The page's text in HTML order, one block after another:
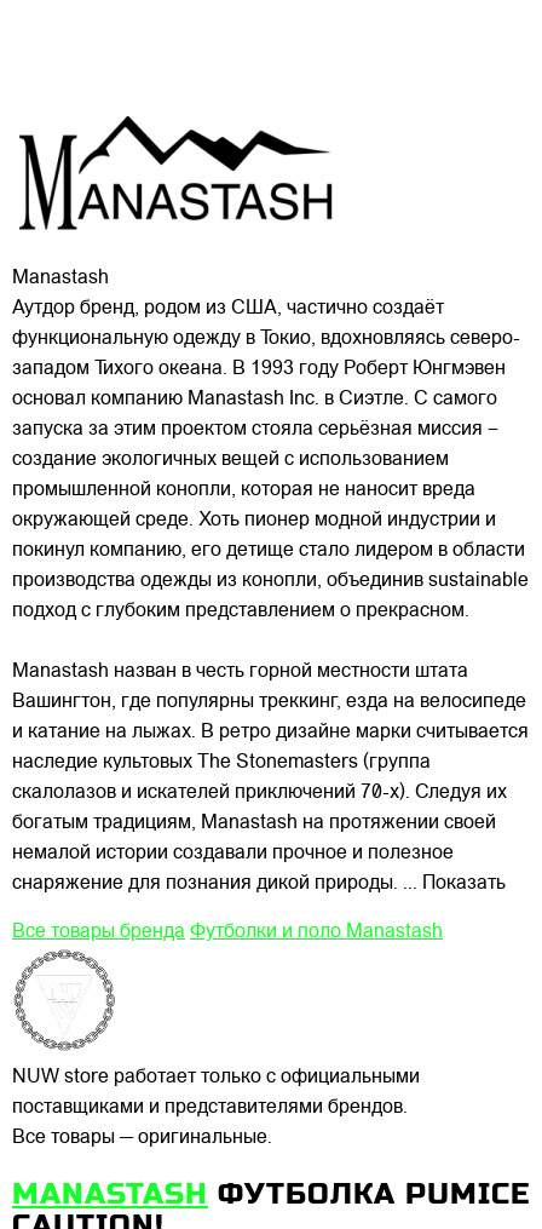
Manastash
Аутдор бренд, родом из США, частично создаёт
функциональную одежду в Токио, вдохновляясь северо-
западом Тихого океана. В 1993 году Роберт Юнгмэвен
основал компанию Manastash Inc. в Сиэтле. С самого
запуска за этим проектом стояла серьёзная миссия –
создание экологичных вещей с использованием
промышленной конопли, которая не наносит вреда
окружающей среде. Хоть пионер модной индустрии и
покинул компанию, его детище стало лидером в области
производства одежды из конопли, объединив sustainable
подход с глубоким представлением о прекрасном.
Manastash назван в честь горной местности штата
Вашингтон, где популярны треккинг, езда на велосипеде
и катание на лыжах. В ретро дизайне марки считывается
наследие культовых The Stonemasters (группа
скалолазов и искателей приключений 70-х). Следуя их
богатым традициям, Manastash на протяжении своей
немалой истории создавали прочное и полезное
снаряжение для познания дикой природы. ... Показать
Все товары бренда Футболки и поло Manastash
NUW store работает только с официальными
поставщиками и представителями брендов.
Все товары — оригинальные.
MANASTASH ФУТБОЛКА PUMICE